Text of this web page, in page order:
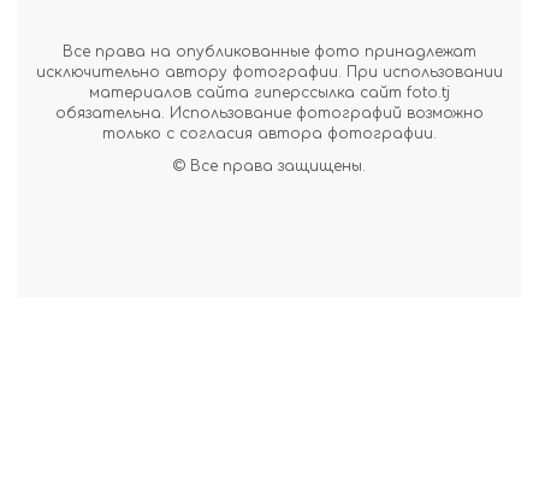
Все права на опубликованные фото принадлежат
исключительно автору фотографии. При использовании
материалов сайта гиперссылка сайт foto.tj
обязательна. Использование фотографий возможно
только с согласия автора фотографии.
© Все права защищены.